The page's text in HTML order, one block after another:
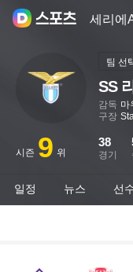
세리에
SS
감독 마
구장
시즌 9 위 경기
38
팀 선
일정 뉴스 선